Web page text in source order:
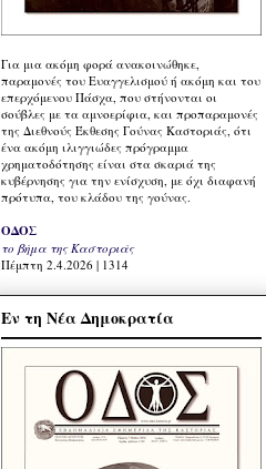
Για μια ακόμη φορά ανακοινώθηκε,
παραμονές του Ευαγγελισμού ή ακόμη και του
επερχόμενου Πάσχα, που στήνονται οι
σούβλες με τα αμνοερίφια, και προπαραμονές
της Διεθνούς Έκθεσης Γούνας Καστοριάς, ότι
ένα ακόμη ιλιγγιώδες πρόγραμμα
χρηματοδότησης είναι στα σκαριά της
κυβέρνησης για την ενίσχυση, με όχι διαφανή
πρότυπα, του κλάδου της γούνας.
ΟΔΟΣ
το βήμα της Καστοριάς
Πέμπτη 2.4.2026 | 1314
Εν τη Νέα Δημοκρατία